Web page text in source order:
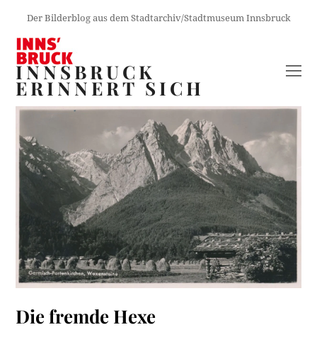
Der Bilderblog aus dem Stadtarchiv/Stadtmuseum Innsbruck
INNSBRUCK
ERINNERT SICH
Die fremde Hexe